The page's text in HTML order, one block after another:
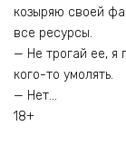
козыряю своей
все ресурсы.
— Не трогай ее, я
кого-то умолять.
— Нет…
18+